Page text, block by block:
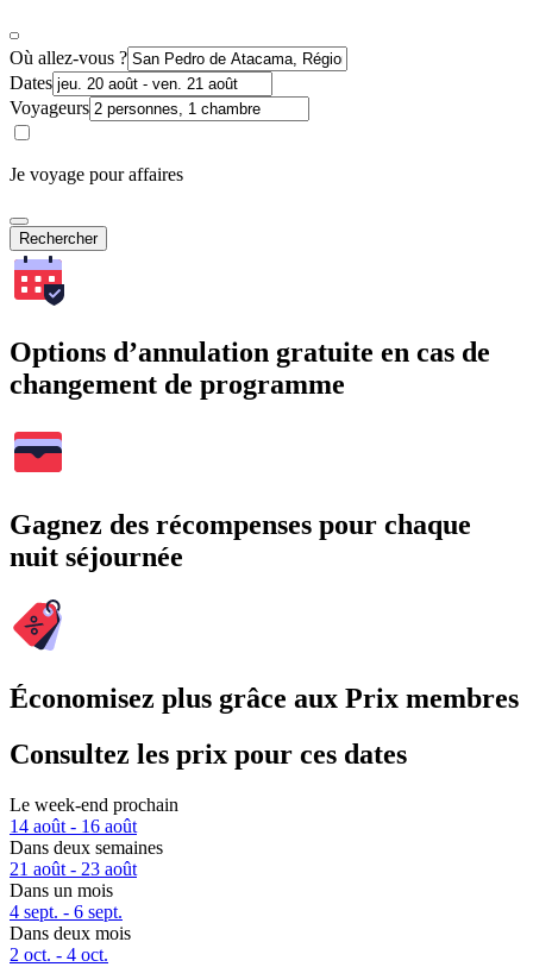
Où allez-vous ?
Dates
Voyageurs
Je voyage pour affaires
Rechercher
Options d’annulation gratuite en cas de
changement de programme
Gagnez des récompenses pour chaque
nuit séjournée
Économisez plus grâce aux Prix membres
Consultez les prix pour ces dates
Le week-end prochain
14 août - 16 août
Dans deux semaines
21 août - 23 août
Dans un mois
4 sept. - 6 sept.
Dans deux mois
2 oct. - 4 oct.